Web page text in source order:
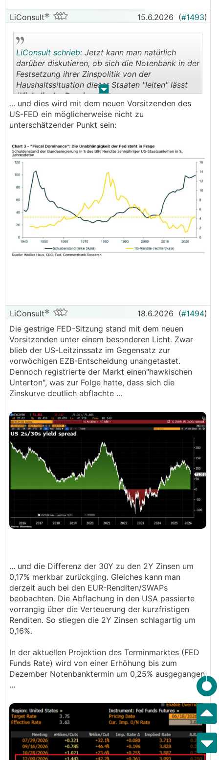
LiConsult 15.6.2026 (#1493)
. .
LiConsult schrieb: Jetzt kann man natürlich
darüber diskutieren, ob sich die Notenbank in der
Festsetzung ihrer Zinspolitik von der
Haushaltssituation dieser Staaten "leiten" lässt
("fiskalische Dominanz").
... und dies wird mit dem neuen Vorsitzenden des
US-FED ein möglicherweise nicht zu
unterschätzender Punkt sein:
LiConsult 18.6.2026 (#1494)
Die gestrige FED-Sitzung stand mit dem neuen
Vorsitzenden unter einem besonderen Licht. Zwar
blieb der US-Leitzinssatz im Gegensatz zur
vorwöchigen EZB-Entscheidung unangetastet.
Dennoch registrierte der Markt einen"hawkischen
Unterton", was zur Folge hatte, dass sich die
Zinskurve deutlich abflachte ...
... und die Differenz der 30Y zu den 2Y Zinsen um
0,17% merkbar zurückging. Gleiches kann man
derzeit auch bei den EUR-Renditen/SWAPs
beobachten. Die Abflachung in den USA passierte
vorrangig über die Verteuerung der kurzfristigen
Renditen. So stiegen die 2Y Zinsen schlagartig um
0,16%.
In der aktuellen Projektion des Terminmarktes (FED
Funds Rate) wird von einer Erhöhung bis zum
Dezember Notenbanktermin um 0,25% ausgegangen
...